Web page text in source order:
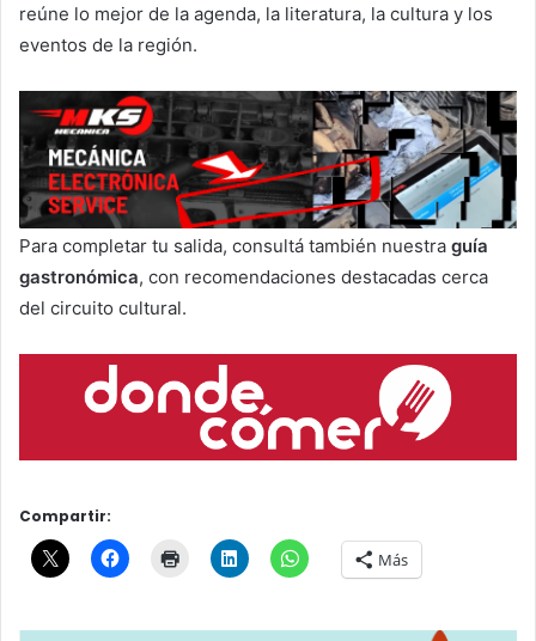
reúne lo mejor de la agenda, la literatura, la cultura y los
eventos de la región.
Para completar tu salida, consultá también nuestra guía
gastronómica, con recomendaciones destacadas cerca
del circuito cultural.
Compartir:
Más